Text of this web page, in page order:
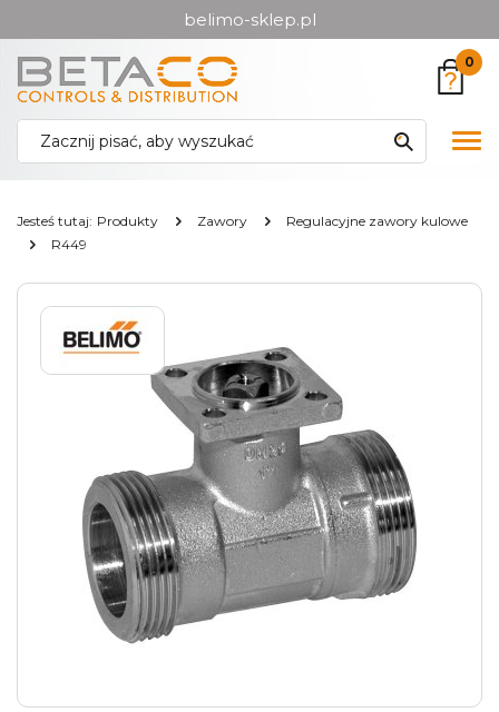
do menu
głównego
do
menu
w
stopce
belimo-sklep.pl
0
Jesteś tutaj: Produkty Zawory
Regulacyjne zawory kulowe
R449